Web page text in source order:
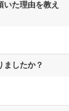
た理由を教え
ましたか？